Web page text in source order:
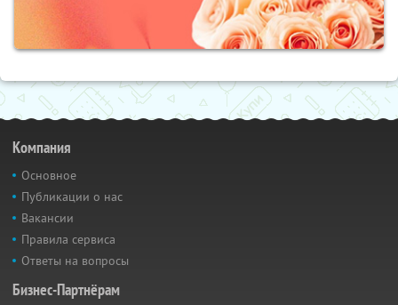
Компания
Основное
Публикации о нас
Вакансии
Правила сервиса
Ответы на вопросы
Бизнес-Партнёрам